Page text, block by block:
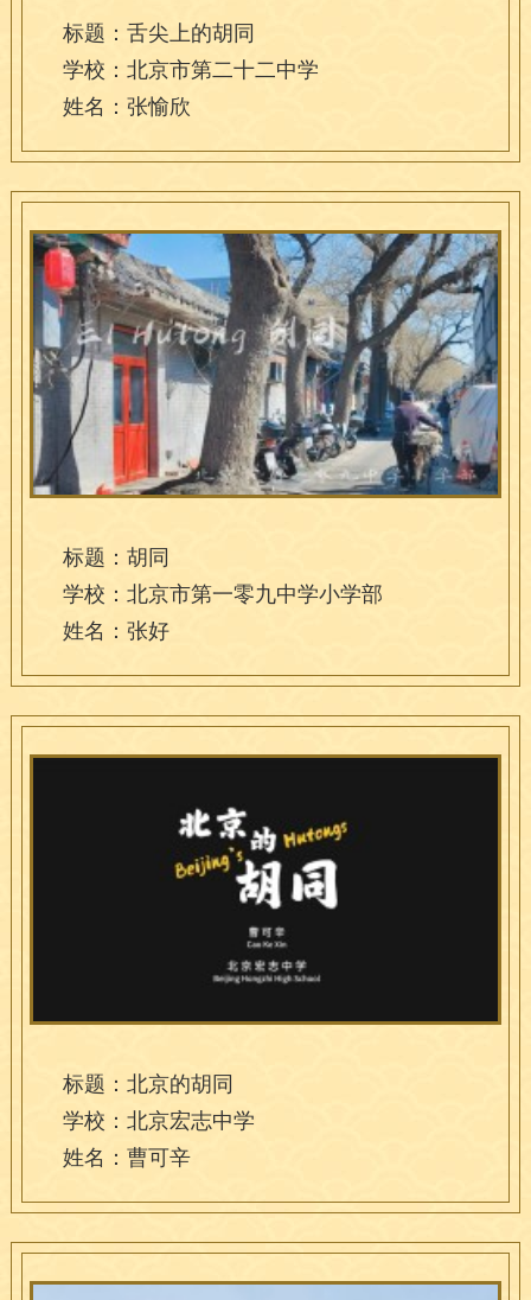
标题：舌尖上的胡同
学校：北京市第二十二中学
姓名：张愉欣
标题：胡同
学校：北京市第一零九中学小学部
姓名：张好
标题：北京的胡同
学校：北京宏志中学
姓名：曹可辛